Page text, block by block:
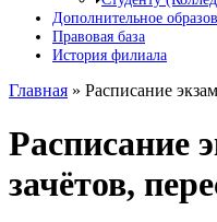
Дополнительное
Правовая база
История филиала
Главная » Расписание
Расписание
зачётов,